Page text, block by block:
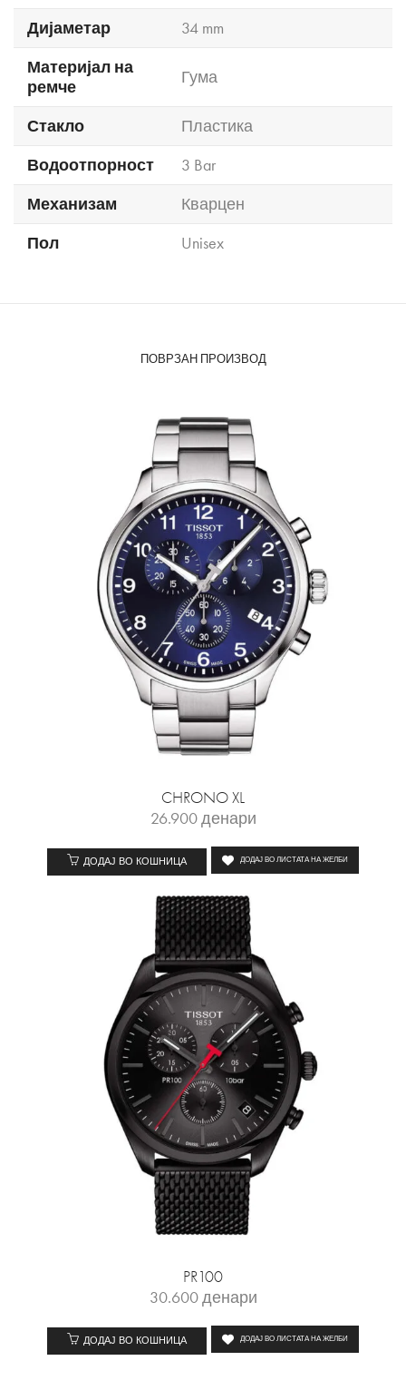
Дијаметар
34 mm
Материјал на
ремче
Гума
Стакло
Пластика
Водоотпорност
3 Bar
Механизам
Кварцен
Пол
Unisex
ПОВРЗАН ПРОИЗВОД
CHRONO XL
26.900денари
ДОДАЈ ВО КОШНИЦА ДОДАЈ ВО ЛИСТАТА НА ЖЕЛБИ
PR100
30.600денари
ДОДАЈ ВО КОШНИЦА ДОДАЈ ВО ЛИСТАТА НА ЖЕЛБИ